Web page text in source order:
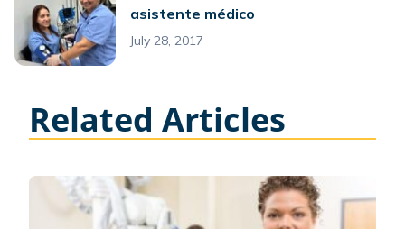
asistente médico
July 28, 2017
Related Articles